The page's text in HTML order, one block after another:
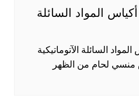
المواد السائلة
السائلة الآتوماتيكية